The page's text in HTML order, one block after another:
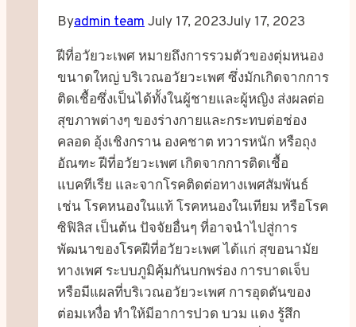
Byadmin teamJuly 17, 2023July 17, 2023
ฝีที่อวัยวะเพศ หมายถึงการรวมตัวของตุ่มหนอง
ขนาดใหญ่ บริเวณอวัยวะเพศ ซึ่งมักเกิดจากการ
ติดเชื้อซึ่งเป็นได้ทั้งในผู้ชายและผู้หญิง ส่งผลต่อ
สุขภาพต่างๆ ของร่างกายและกระทบต่อช่อง
คลอด อุ้งเชิงกราน องคชาต ทวารหนัก หรือถุง
อัณฑะ ฝีที่อวัยวะเพศ เกิดจากการติดเชื้อ
แบคทีเรีย และจากโรคติดต่อทางเพศสัมพันธ์
เช่น โรคหนองในแท้ โรคหนองในเทียม หรือโรค
ซิฟิลิส เป็นต้น ปัจจัยอื่นๆ ที่อาจนำไปสู่การ
พัฒนาของโรคฝีที่อวัยวะเพศ ได้แก่ สุขอนามัย
ทางเพศ ระบบภูมิคุ้มกันบกพร่อง การบาดเจ็บ
หรือมีแผลที่บริเวณอวัยวะเพศ การอุดตันของ
ต่อมเหงื่อ ทำให้มีอาการปวด บวม แดง รู้สึก